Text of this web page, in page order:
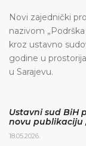
Novi zajednički
nazivom
kroz ustavno
godine u
u Sarajevu.
Ustavni sud BiH
novu publikaciju
18.05.2026.